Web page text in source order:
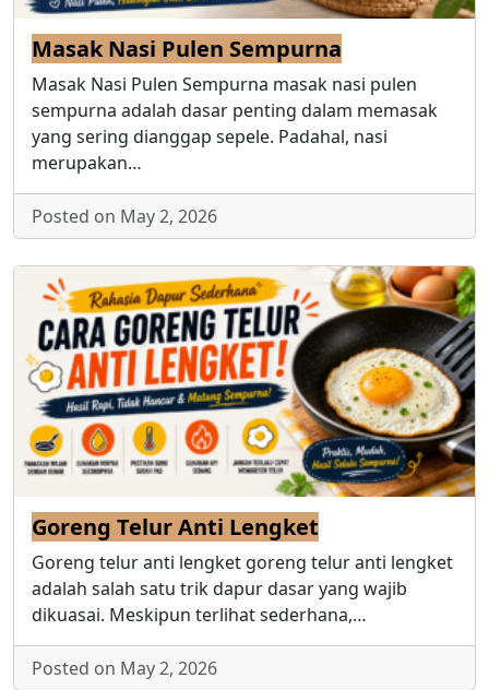
Masak Nasi Pulen Sempurna
Masak Nasi Pulen Sempurna masak nasi pulen
sempurna adalah dasar penting dalam memasak
yang sering dianggap sepele. Padahal, nasi
merupakan…
Posted on May 2, 2026
Goreng Telur Anti Lengket
Goreng telur anti lengket goreng telur anti lengket
adalah salah satu trik dapur dasar yang wajib
dikuasai. Meskipun terlihat sederhana,…
Posted on May 2, 2026